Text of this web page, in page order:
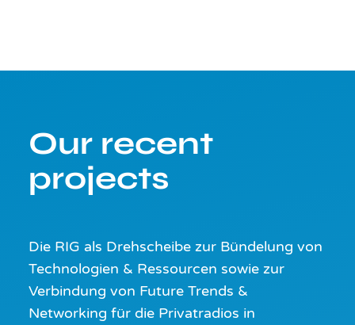
Our recent
projects
Die RIG als Drehscheibe zur Bündelung von
Technologien & Ressourcen sowie zur
Verbindung von Future Trends &
Networking für die Privatradios in